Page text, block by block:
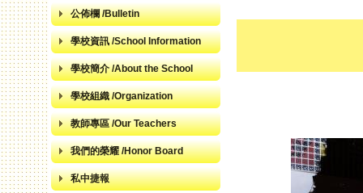
公佈欄 /Bulletin
學校資訊 /School Information
學校簡介 /About the School
學校組織 /Organization
教師專區 /Our Teachers
我們的榮耀 /Honor Board
私中捷報